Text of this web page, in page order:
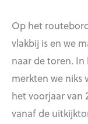
Op het
vlakbij is en we
naar de toren.
merkten we niks
het voorjaar van
vanaf de